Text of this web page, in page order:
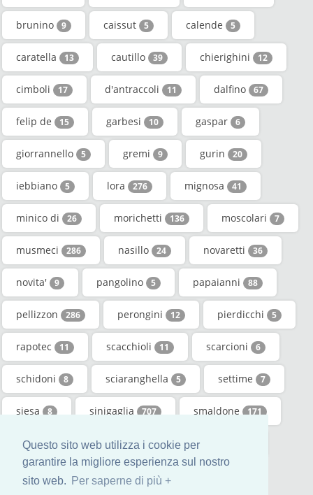
Questo sito web utilizza i cookie per
garantire la migliore esperienza sul nostro
sito web.
Per saperne di più +
brunino 9 caissut 5 calende 5
caratella 13 cautillo 39 chierighini 12
cimboli 17 d'antraccoli 11 dalfino 67
felip de 15 garbesi 10 gaspar 6
giorrannello 5 gremi 9 gurin 20
iebbiano 5 lora 276 mignosa 41
minico di 26 morichetti 136 moscolari 7
musmeci 286 nasillo 24 novaretti 36
novita' 9 pangolino 5 papaianni 88
pellizzon 286 perongini 12 pierdicchi 5
rapotec 11 scacchioli 11 scarcioni 6
schidoni 8 sciaranghella 5 settime 7
siesa 8 sinigaglia 707 smaldone 171
tagliaferri 1301 tatani 6
vignacci 6